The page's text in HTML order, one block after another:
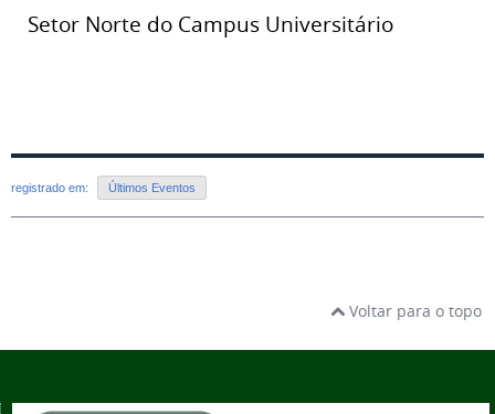
Setor Norte do Campus Universitário
registrado em: Últimos Eventos
Voltar para o topo